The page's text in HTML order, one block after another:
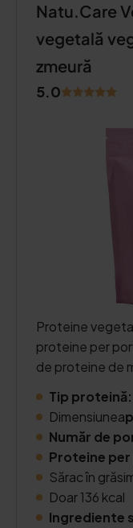
Natu.Care
vegetală
zmeură
5.0
Proteine
proteine per
de proteine de
Tip proteină:
Dimensiunea
Număr de
Proteine
Sărac în
Doar 136 kcal
Ingrediente